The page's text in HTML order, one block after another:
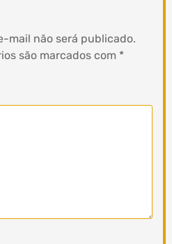
mail não será publicado.
são marcados com *